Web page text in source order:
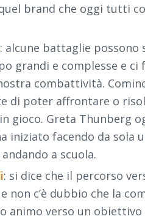
brand che oggi tutti
: alcune battaglie possono
grandi e complesse e ci
combattività.
di poter affrontare o
gioco. Greta Thunberg
iniziato facendo da sola
a scuola.
: si dice che il percorso
non c’è dubbio che la
animo verso un obiettivo